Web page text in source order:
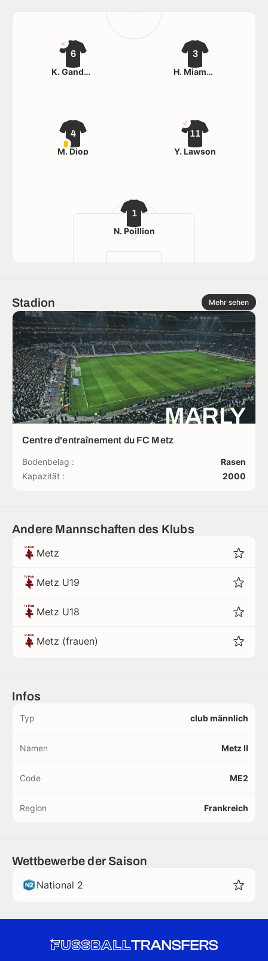
1
N. Poillion
4
M. Diop
11
Y. Lawson
6
K. Gandziri
3
H. Miamoutima
Stadion Mehr sehen
MARLY
Centre d'entraînement du FC Metz
Bodenbelag :
Rasen
Kapazität :
2000
Andere Mannschaften des Klubs
Metz
Metz U19
Metz U18
Metz (frauen)
Infos
Typ club männlich
Namen Metz II
Code ME2
Region Frankreich
Wettbewerbe der Saison
National 2